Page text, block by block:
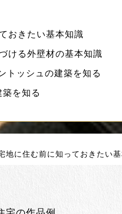
おきたい基本知識
ける外壁材の基本知識
トッシュの建築を知る
築を知る
地に住む前に知っておきたい